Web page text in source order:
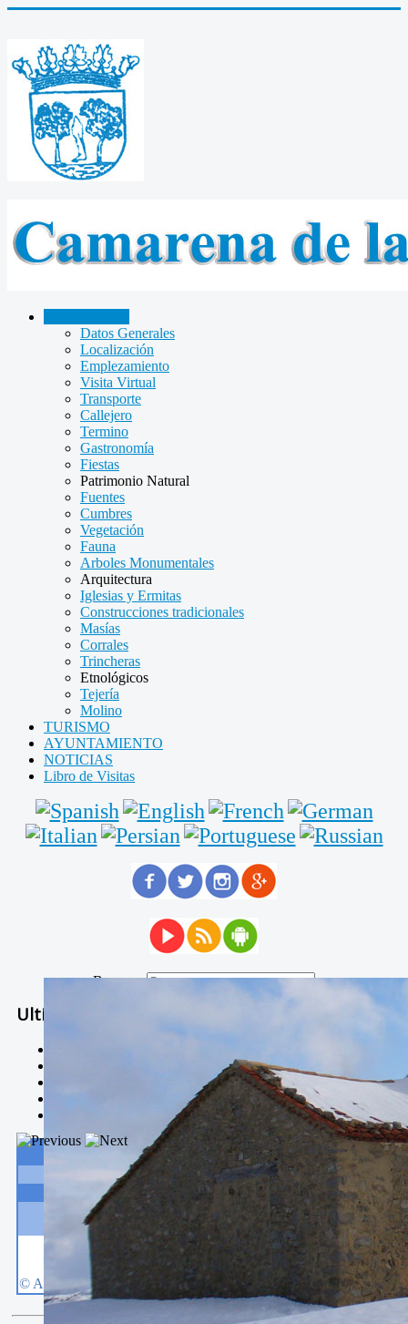
Datos Generales
Localización
Emplezamiento
Visita Virtual
Transporte
Callejero
Termino
Gastronomía
Fiestas
Patrimonio Natural
Fuentes
Cumbres
Vegetación
Fauna
Arboles Monumentales
Arquitectura
Iglesias y Ermitas
Construcciones tradicionales
Masías
Corrales
Trincheras
Etnológicos
Tejería
Molino
TURISMO
AYUNTAMIENTO
NOTICIAS
Libro de Visitas
Buscar...
Ultimas Noticias
La estación de esquí de Javalambre abrirán este sábado
Larga vida a las escuelas